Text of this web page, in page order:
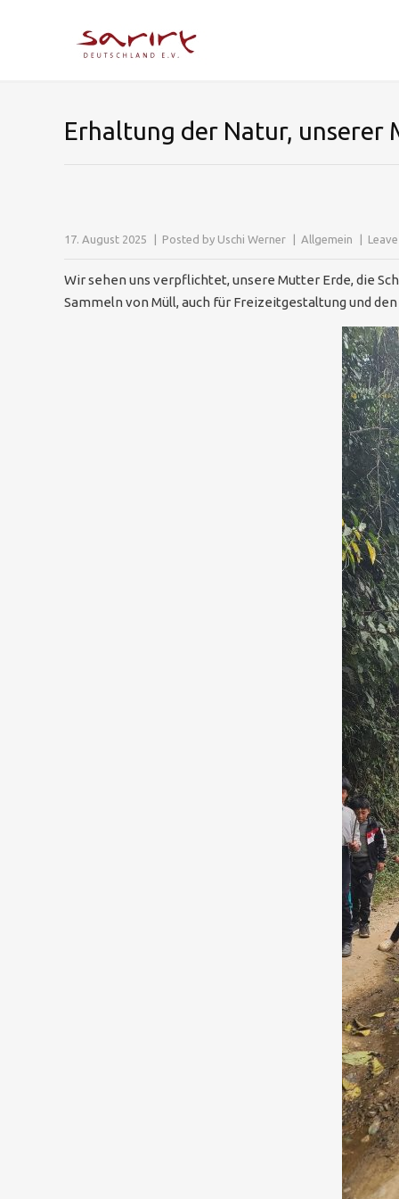
Erhaltung der Natur, unserer
17. August 2025 Posted by Uschi Werner Allgemein
Wir sehen uns verpflichtet, unsere Mutter Erde, die
Sammeln von Müll, auch für Freizeitgestaltung und